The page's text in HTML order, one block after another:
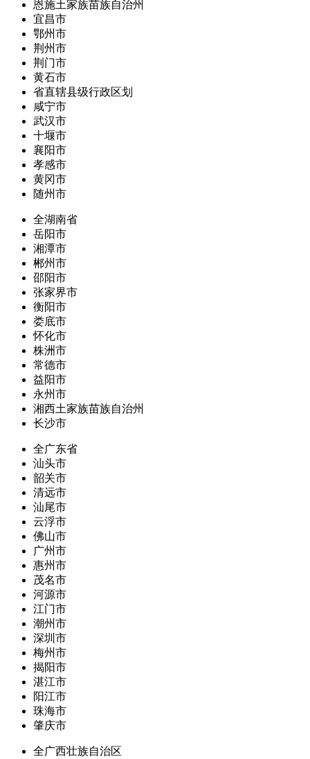
恩施土家族苗族自治州
宜昌市
鄂州市
荆州市
荆门市
黄石市
省直辖县级行政区划
咸宁市
武汉市
十堰市
襄阳市
孝感市
黄冈市
随州市
全湖南省
岳阳市
湘潭市
郴州市
邵阳市
张家界市
衡阳市
娄底市
怀化市
株洲市
常德市
益阳市
永州市
湘西土家族苗族自治州
长沙市
全广东省
汕头市
韶关市
清远市
汕尾市
云浮市
佛山市
广州市
惠州市
茂名市
河源市
江门市
潮州市
深圳市
梅州市
揭阳市
湛江市
阳江市
珠海市
肇庆市
全广西壮族自治区